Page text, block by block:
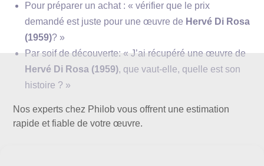
Pour préparer un achat : « vérifier que le prix
demandé est juste pour une œuvre de Hervé Di Rosa
(1959)? »
Par soif de découverte: « J’ai récupéré une œuvre de
Hervé Di Rosa (1959), que vaut-elle, quelle est son
histoire ? »
Nos experts chez Philob vous offrent une estimation
rapide et fiable de votre œuvre.